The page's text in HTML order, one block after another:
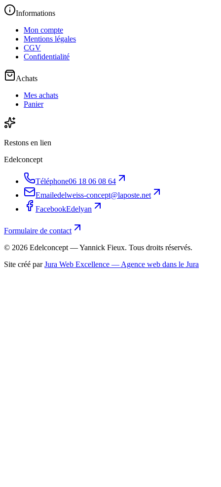
Informations
Mon compte
Mentions légales
CGV
Confidentialité
Achats
Mes achats
Panier
Restons en lien
Edelconcept
Téléphone06 18 06 08 64
Emailedelweiss-concept@laposte.net
FacebookEdelyan
Formulaire de contact
© 2026 Edelconcept — Yannick Fieux. Tous droits réservés.
Site créé par Jura Web Excellence — Agence web dans le Jura